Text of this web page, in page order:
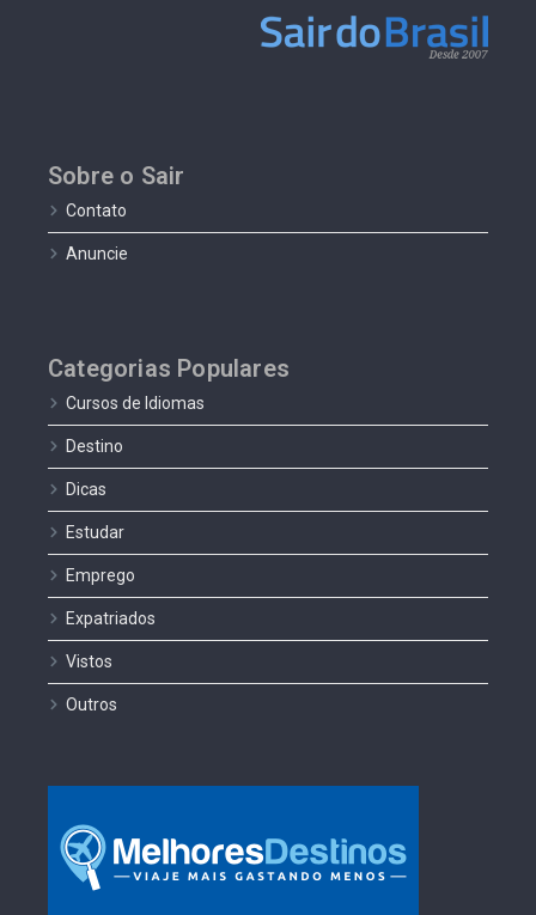
Sobre o Sair
Contato
Anuncie
Categorias Populares
Cursos de Idiomas
Destino
Dicas
Estudar
Emprego
Expatriados
Vistos
Outros